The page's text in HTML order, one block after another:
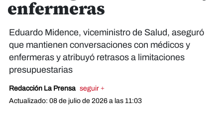
enfermeras
Eduardo Midence, viceministro de Salud, aseguró
que mantienen conversaciones con médicos y
enfermeras y atribuyó retrasos a limitaciones
presupuestarias
Redacción La Prensa seguir +
Actualizado: 08 de julio de 2026 a las 11:03